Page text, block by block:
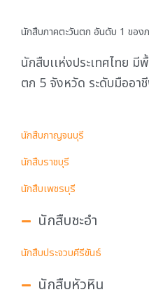
นักสืบภาคตะวันตก อันดับ 1 ของ
นักสืบเเห่งประเทศไทย มี
ตก 5 จังหวัด ระดับมืออา
นักสืบกาญจนบุรี
นักสืบราชบุรี
นักสืบเพชรบุรี
นักสืบชะอำ
นักสืบประจวบคีรีขันธ์
นักสืบหัวหิน